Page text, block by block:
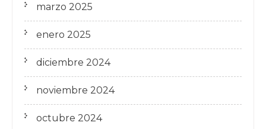
marzo 2025
enero 2025
diciembre 2024
noviembre 2024
octubre 2024